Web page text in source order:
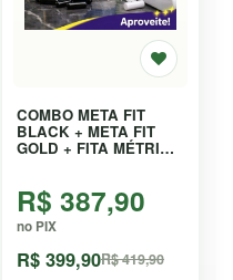
COMBO META FIT
BLACK + META FIT
GOLD + FITA MÉTRICA
R$ 387,90
no PIX
R$ 399,90R$ 419,90